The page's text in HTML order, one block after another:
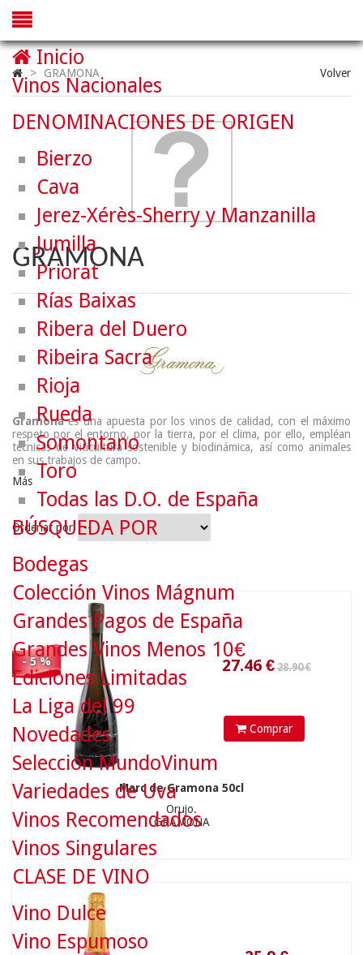
> GRAMONA Volver
GRAMONA
Gramonaes una apuesta por los vinos de calidad, con el máximo
respeto por el entorno, por la tierra, por el clima, por ello, empléan
técnicas de viticultura sostenible y biodinámica, así como animales
en sus trabajos de campo.
Más
Ordenar por
- 5 %
27.46
Comprar
Marc de Gramona 50cl
Orujo.
GRAMONA
Inicio
Vinos Nacionales
DENOMINACIONES DE ORIGEN
Bierzo
Cava
Jerez-Xérès-Sherry y Manzanilla
Jumilla
Priorat
Rías Baixas
Ribera del Duero
Ribeira Sacra
Rioja
Rueda
Somontano
Toro
Todas las D.O. de España
BÚSQUEDA POR
Bodegas
Colección Vinos Mágnum
Grandes Pagos de España
Grandes Vinos Menos 10€
Ediciones Limitadas
La Liga del 99
Novedades
Selección MundoVinum
Variedades de Uva
Vinos Recomendados
Vinos Singulares
CLASE DE VINO
Vino Dulce
Vino Espumoso